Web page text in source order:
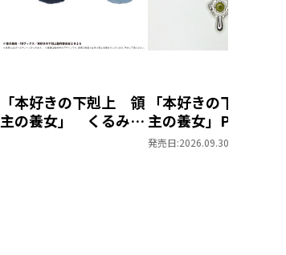
「本好きの下剋上 領
主の養女」 くるみた
「本好きの下剋上
主の養女」
ローゼマイン神殿長
発売日:2026.09.30